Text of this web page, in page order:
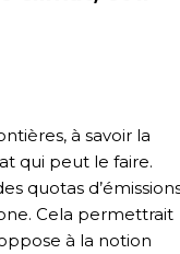
à savoir la
qui peut le faire.
quotas
Cela permettrait
à la notion